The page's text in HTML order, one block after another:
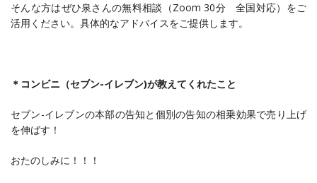
そんな方はぜひ泉さんの無料相談（Zoom 30分 全国対応）をご
活用ください。具体的なアドバイスをご提供します。
＊コンビニ（セブン-イレブン)が教えてくれたこと
セブン-イレブンの本部の告知と個別の告知の相乗効果で売り上げ
を伸ばす！
おたのしみに！！！